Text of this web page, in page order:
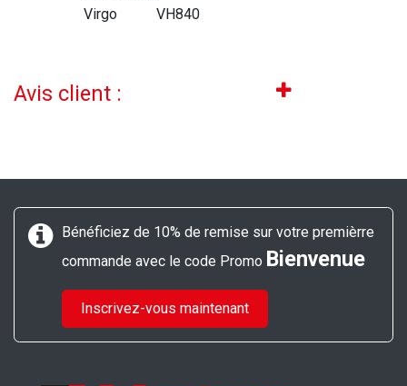
Virgo
VH840
Avis client :
Bénéficiez de 10% de remise sur votre premièrre
commande avec le code Promo Bienvenue
Inscrivez-vous maintenant